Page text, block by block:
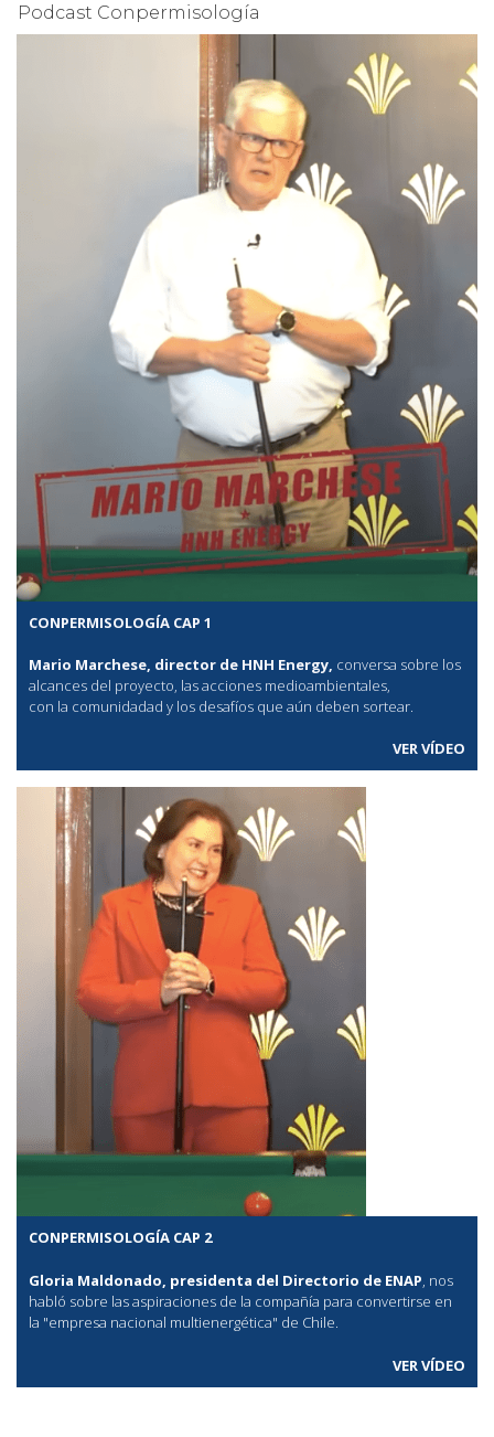
Podcast Conpermisología
CONPERMISOLOGÍA CAP 1
Mario Marchese, director de HNH Energy, conversa sobre los
alcances del proyecto, las acciones medioambientales,
con la comunidadad y los desafíos que aún deben sortear.
VER VÍDEO
CONPERMISOLOGÍA CAP 2
Gloria Maldonado, presidenta del Directorio de ENAP, nos
habló sobre las aspiraciones de la compañía para convertirse en
la "empresa nacional multienergética" de Chile.
VER VÍDEO